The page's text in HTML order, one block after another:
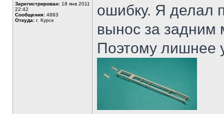
Зарегистрирован: 18 янв 2011
22:42
Сообщения: 4883
Откуда: г. Курск
ошибку. Я делал
вынос за задним
Поэтому лишнее